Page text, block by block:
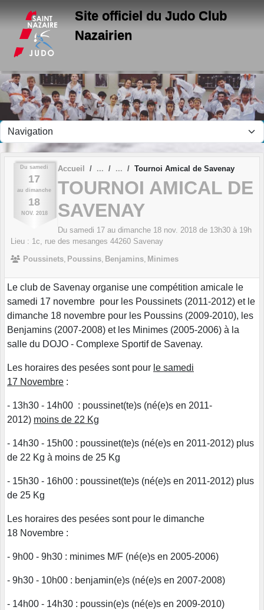
Site officiel du Judo Club
Nazairien
Du samedi
17
au dimanche
18
NOV. 2018
Accueil Tournoi Amical de Savenay
TOURNOI AMICAL DE
SAVENAY
Du samedi 17 au dimanche 18 nov. 2018 de 13h30 à 19h
Lieu : 1c, rue des mesanges 44260 Savenay
Poussinets Poussins Benjamins Minimes
Le club de Savenay organise une compétition amicale le
samedi 17 novembre pour les Poussinets (2011-2012) et le
dimanche 18 novembre pour les Poussins (2009-2010), les
Benjamins (2007-2008) et les Minimes (2005-2006) à la
salle du DOJO - Complexe Sportif de Savenay.
Les horaires des pesées sont pour le samedi
17 Novembre :
- 13h30 - 14h00 : poussinet(te)s (né(e)s en 2011-
2012) moins de 22 Kg
- 14h30 - 15h00 : poussinet(te)s (né(e)s en 2011-2012) plus
de 22 Kg à moins de 25 Kg
- 15h30 - 16h00 : poussinet(te)s (né(e)s en 2011-2012) plus
de 25 Kg
Les horaires des pesées sont pour le dimanche
18 Novembre :
- 9h00 - 9h30 : minimes M/F (né(e)s en 2005-2006)
- 9h30 - 10h00 : benjamin(e)s (né(e)s en 2007-2008)
- 14h00 - 14h30 : poussin(e)s (né(e)s en 2009-2010)